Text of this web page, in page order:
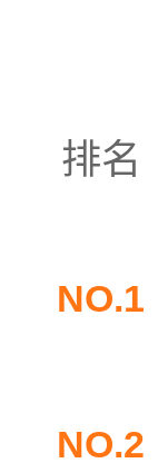
排名
NO.1
NO.2